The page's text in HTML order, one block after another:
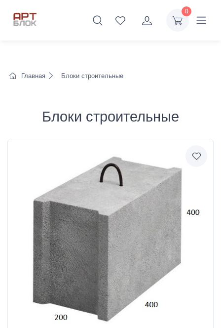
0
Главная Блоки строительные
Блоки строительные